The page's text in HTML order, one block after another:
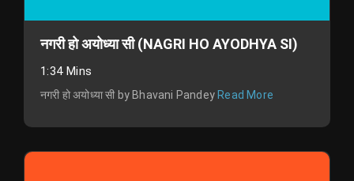
नगरी हो अयोध्या सी (NAGRI HO AYODHYA SI)
1:34 Mins
नगरी हो अयोध्या सी by Bhavani Pandey Read More